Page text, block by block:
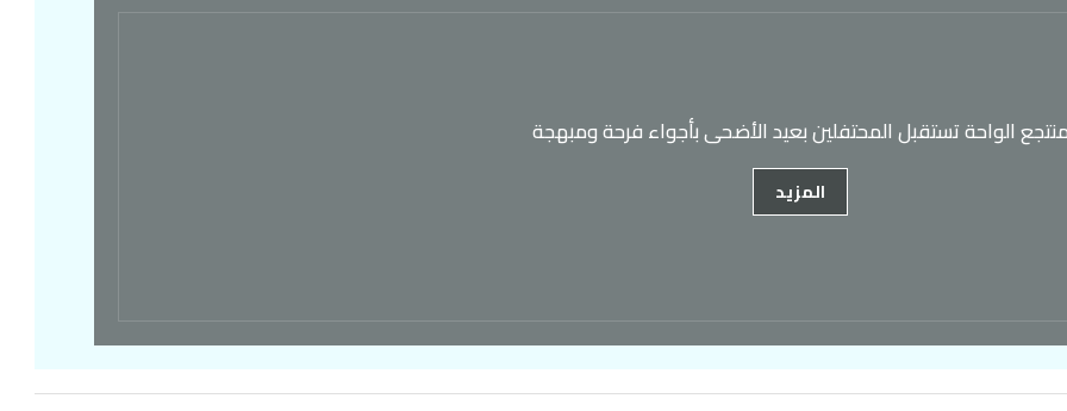
الواحة تستقبل المحتفلين بعيد الأضحى بأجواء فرحة ومبهجة
المزيد